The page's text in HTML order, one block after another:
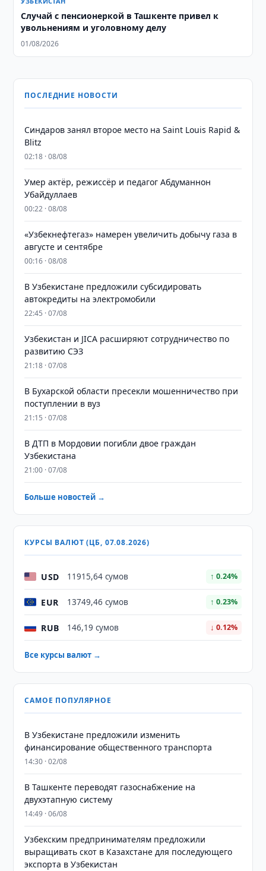
Случай с пенсионеркой в Ташкенте привел к
увольнениям и уголовному делу
01/08/2026
ПОСЛЕДНИЕ НОВОСТИ
Синдаров занял второе место на Saint Louis Rapid &
Blitz
02:18 · 08/08
Умер актёр, режиссёр и педагог Абдуманнон
Убайдуллаев
00:22 · 08/08
«Узбекнефтегаз» намерен увеличить добычу газа в
августе и сентябре
00:16 · 08/08
В Узбекистане предложили субсидировать
автокредиты на электромобили
22:45 · 07/08
Узбекистан и JICA расширяют сотрудничество по
развитию СЭЗ
21:18 · 07/08
В Бухарской области пресекли мошенничество при
поступлении в вуз
21:15 · 07/08
В ДТП в Мордовии погибли двое граждан
Узбекистана
21:00 · 07/08
Больше новостей →
КУРСЫ ВАЛЮТ (ЦБ, 07.08.2026)
USD 11915,64 сумов ↑ 0.24%
EUR 13749,46 сумов ↑ 0.23%
RUB 146,19 сумов ↓ 0.12%
Все курсы валют →
САМОЕ ПОПУЛЯРНОЕ
В Узбекистане предложили изменить
финансирование общественного транспорта
14:30 · 02/08
В Ташкенте переводят газоснабжение на
двухэтапную систему
14:49 · 06/08
Узбекским предпринимателям предложили
выращивать скот в Казахстане для последующего
экспорта в Узбекистан